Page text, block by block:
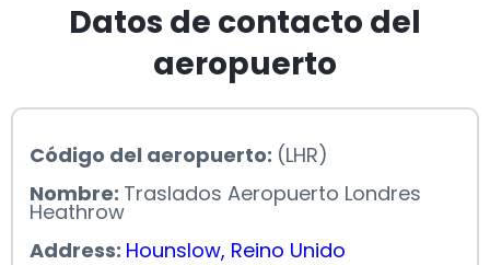
Datos de contacto del
aeropuerto
Código del aeropuerto: (LHR)
Nombre: Traslados Aeropuerto Londres
Heathrow
Address: Hounslow, Reino Unido